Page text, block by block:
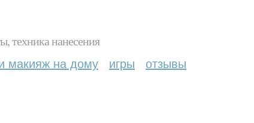
техника нанесения
макияж на дому игры отзывы